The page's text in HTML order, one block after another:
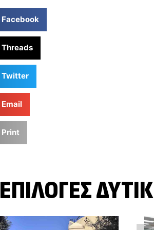
Facebook
Threads
Twitter
Email
Print
ΕΠΙΛΟΓΈΣ